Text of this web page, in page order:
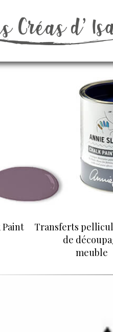
Paint Transferts
de
meuble